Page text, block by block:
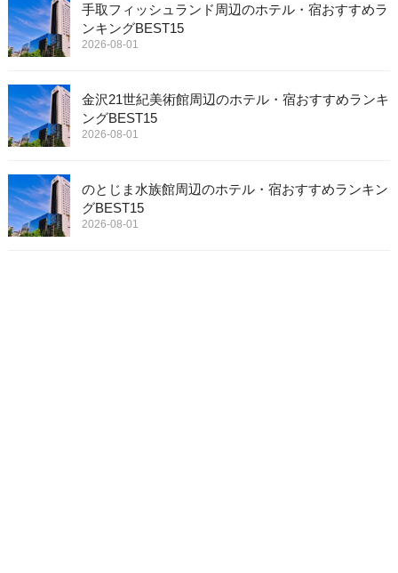
手取フィッシュランド周辺のホテル・宿おすすめラ
ンキングBEST15
2026-08-01
金沢21世紀美術館周辺のホテル・宿おすすめランキ
ングBEST15
2026-08-01
のとじま水族館周辺のホテル・宿おすすめランキン
グBEST15
2026-08-01